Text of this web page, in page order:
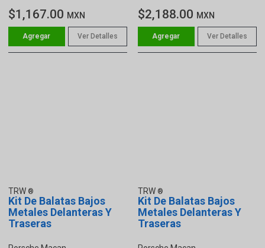
$1,167.00 MXN
Ver Detalles
$2,188.00 MXN
Ver Detalles
TRW
Kit De Balatas Bajos
Metales Delanteras Y
Traseras
TRW
Kit De Balatas Bajos
Metales Delanteras Y
Traseras